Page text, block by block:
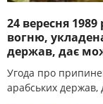
24 вересня
вогню,
держав, дає
Угода про
арабських держав,